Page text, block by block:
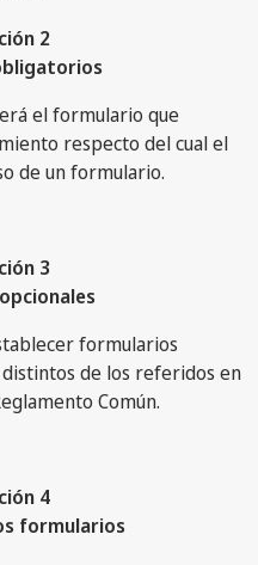
2
el formulario que
respecto del cual el
de un formulario.
3
formularios
de los referidos en
Común.
4
formularios